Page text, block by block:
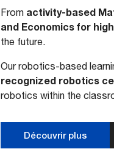
From activity-based
and Economics for
the future.
Our robotics-based
recognized robotics
robotics within the
Découvrir plus